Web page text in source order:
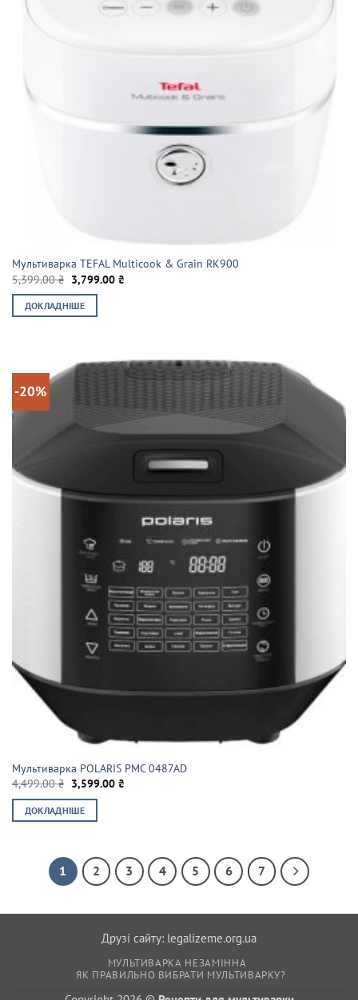
Мультиварка TEFAL Multicook & Grain RK900
5,399.00₴ Оригінальна
ціна:
5,399.00 ₴.
3,799.00₴
ДОКЛАДНІШЕ
-20%
Мультиварка POLARIS PMC 0487AD
4,499.00₴ Оригінальна
ціна:
4,499.00 ₴.
3,599.00₴
ДОКЛАДНІШЕ
1 2 3 4 5 6 7
Друзі сайту: legalizeme.org.ua
МУЛЬТИВАРКА НЕЗАМІННА
ЯК ПРАВИЛЬНО ВИБРАТИ МУЛЬТИВАРКУ?